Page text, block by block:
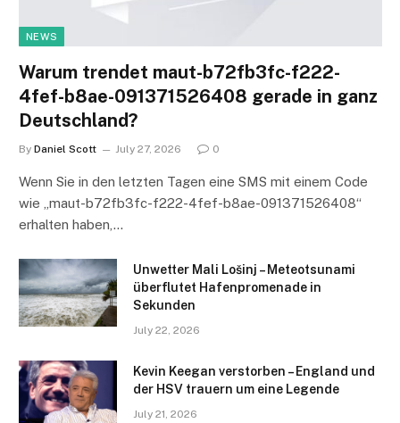
NEWS
Warum trendet maut-b72fb3fc-f222-
4fef-b8ae-091371526408 gerade in ganz
Deutschland?
By Daniel Scott July 27, 2026 0
Wenn Sie in den letzten Tagen eine SMS mit einem Code
wie „maut-b72fb3fc-f222-4fef-b8ae-091371526408“
erhalten haben,…
Unwetter Mali Lošinj – Meteotsunami
überflutet Hafenpromenade in
Sekunden
July 22, 2026
Kevin Keegan verstorben – England und
der HSV trauern um eine Legende
July 21, 2026